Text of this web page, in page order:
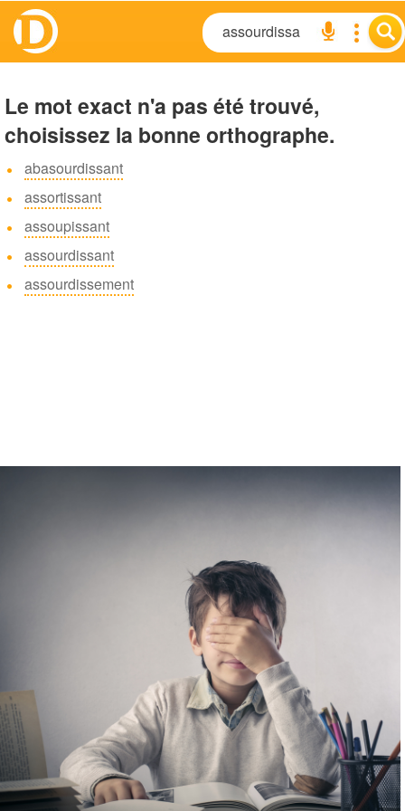
Le mot exact n'a pas été trouvé,
choisissez la bonne orthographe.
abasourdissant
assortissant
assoupissant
assourdissant
assourdissement